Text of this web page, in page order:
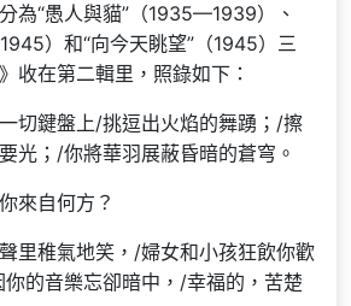
為“愚人與貓”（1935—1939）、
）和“向今天眺望”（1945）三
收在第二輯里，照錄如下：
切鍵盤上/挑逗出火焰的舞踴；/擦
光；/你將華羽展蔽昏暗的蒼穹。
來自何方？
里稚氣地笑，/婦女和小孩狂飲你歡
的音樂忘卻暗中，/幸福的，苦楚